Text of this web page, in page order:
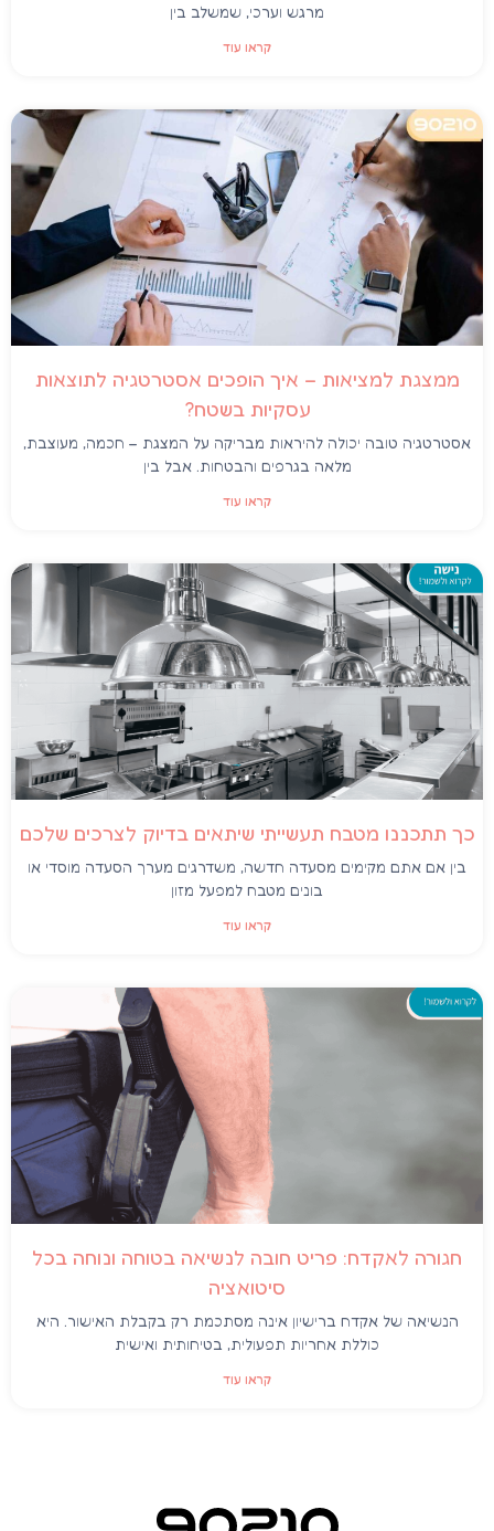
מרגש וערכי, שמשלב בין
קראו עוד
ממצגת למציאות – איך הופכים אסטרטגיה לתוצאות
עסקיות בשטח?
אסטרטגיה טובה יכולה להיראות מבריקה על המצגת – חכמה, מעוצבת,
מלאה בגרפים והבטחות. אבל בין
קראו עוד
כך תתכננו מטבח תעשייתי שיתאים בדיוק לצרכים שלכם
בין אם אתם מקימים מסעדה חדשה, משדרגים מערך הסעדה מוסדי או
בונים מטבח למפעל מזון
קראו עוד
חגורה לאקדח: פריט חובה לנשיאה בטוחה ונוחה בכל
סיטואציה
הנשיאה של אקדח ברישיון אינה מסתכמת רק בקבלת האישור. היא
כוללת אחריות תפעולית, בטיחותית ואישית
קראו עוד